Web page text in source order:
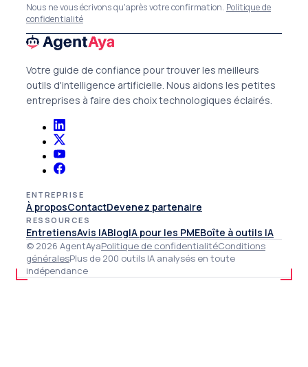
Nous ne vous écrivons qu'après votre confirmation. Politique de
confidentialité
Votre guide de confiance pour trouver les meilleurs
outils d'intelligence artificielle. Nous aidons les petites
entreprises à faire des choix technologiques éclairés.
ENTREPRISE
À proposContactDevenez partenaire
RESSOURCES
EntretiensAvis IABlogIA pour les PMEBoîte à outils IA
© 2026 AgentAyaPolitique de confidentialitéConditions
généralesPlus de 200 outils IA analysés en toute
indépendance